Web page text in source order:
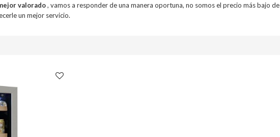
valorado, vamos a responder de una manera oportuna, no somos el precio más bajo de
un mejor servicio.